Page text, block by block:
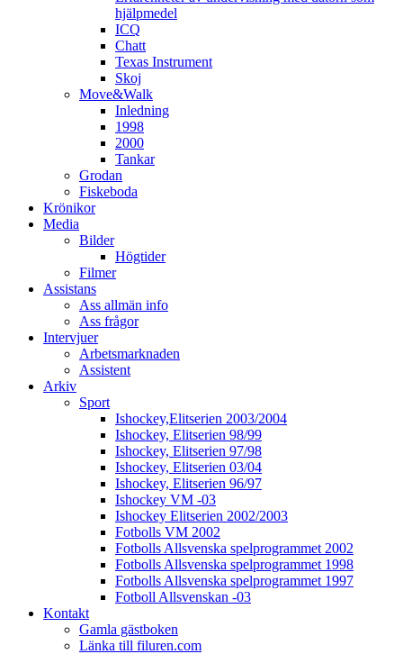
hjälpmedel
ICQ
Chatt
Texas Instrument
Skoj
Move&Walk
Inledning
1998
2000
Tankar
Grodan
Fiskeboda
Krönikor
Media
Bilder
Högtider
Filmer
Assistans
Ass allmän info
Ass frågor
Intervjuer
Arbetsmarknaden
Assistent
Arkiv
Sport
Ishockey,Elitserien 2003/2004
Ishockey, Elitserien 98/99
Ishockey, Elitserien 97/98
Ishockey, Elitserien 03/04
Ishockey, Elitserien 96/97
Ishockey VM -03
Ishockey Elitserien 2002/2003
Fotbolls VM 2002
Fotbolls Allsvenska spelprogrammet 2002
Fotbolls Allsvenska spelprogrammet 1998
Fotbolls Allsvenska spelprogrammet 1997
Fotboll Allsvenskan -03
Kontakt
Gamla gästboken
Länka till filuren.com